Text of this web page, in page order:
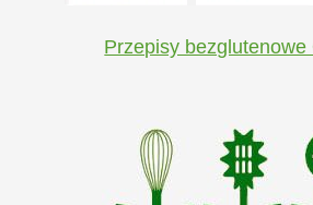
Przepisy bezglutenowe